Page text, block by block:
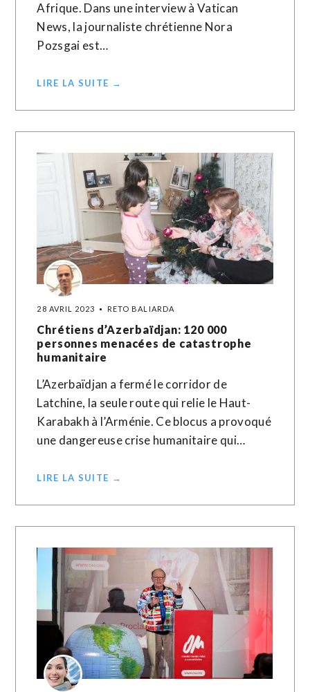
Afrique. Dans une interview à Vatican
News, la journaliste chrétienne Nora
Pozsgai est…
LIRE LA SUITE →
28 AVRIL 2023 RETO BALIARDA
Chrétiens d’Azerbaïdjan: 120 000
personnes menacées de catastrophe
humanitaire
L’Azerbaïdjan a fermé le corridor de
Latchine, la seule route qui relie le Haut-
Karabakh à l’Arménie. Ce blocus a provoqué
une dangereuse crise humanitaire qui…
LIRE LA SUITE →